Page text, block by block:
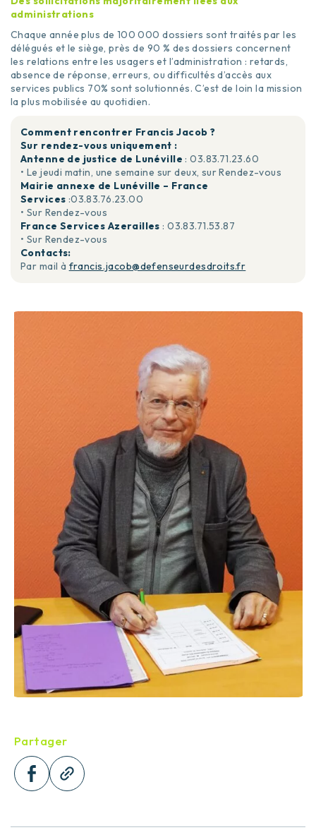
administrations
Chaque année plus de 100 000 dossiers sont traités par les
délégués et le siège, près de 90 % des dossiers concernent
les relations entre les usagers et l’administration : retards,
absence de réponse, erreurs, ou difficultés d’accès aux
services publics 70% sont solutionnés. C’est de loin la mission
la plus mobilisée au quotidien.
Comment rencontrer Francis Jacob ?
Sur rendez-vous uniquement :
Antenne de justice de Lunéville : 03.83.71.23.60
• Le jeudi matin, une semaine sur deux, sur Rendez-vous
Mairie annexe de Lunéville – France
Services :03.83.76.23.00
• Sur Rendez-vous
France Services Azerailles : 03.83.71.53.87
• Sur Rendez-vous
Contacts:
Par mail à francis.jacob@defenseurdesdroits.fr
Partager